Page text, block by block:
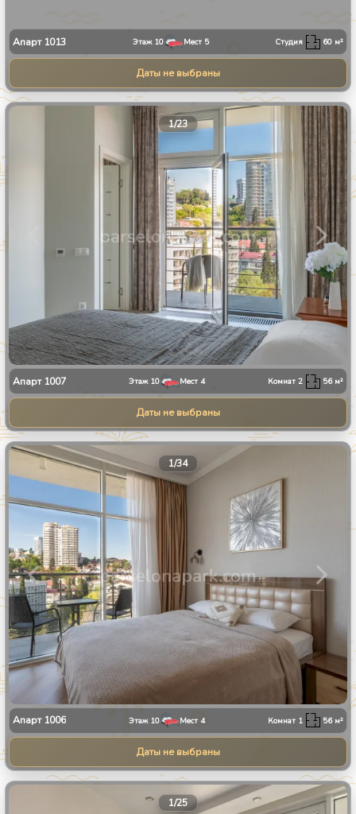
Апарт 1013 Этаж 10 Мест 5 Студия 60 м²
Даты не выбраны
1/23
Апарт 1007 Этаж 10 Мест 4 Комнат2 56м²
Даты не выбраны
1/34
Апарт 1006 Этаж 10 Мест 4 Комнат 1 56м²
Даты не выбраны
1/25